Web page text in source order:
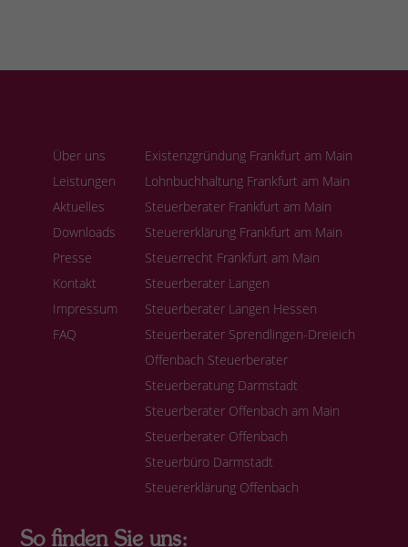
Über uns
Leistungen
Aktuelles
Downloads
Presse
Kontakt
Impressum
FAQ
Existenzgründung Frankfurt am Main
Lohnbuchhaltung Frankfurt am Main
Steuerberater Frankfurt am Main
Steuererklärung Frankfurt am Main
Steuerrecht Frankfurt am Main
Steuerberater Langen
Steuerberater Langen Hessen
Steuerberater Sprendlingen-Dreieich
Offenbach Steuerberater
Steuerberatung Darmstadt
Steuerberater Offenbach am Main
Steuerberater Offenbach
Steuerbüro Darmstadt
Steuererklärung Offenbach
So finden Sie uns: